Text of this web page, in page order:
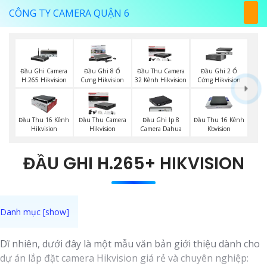
CÔNG TY CAMERA QUẬN 6
Đầu Ghi Camera
H.265 Hikvision
Đầu Ghi 8 Ổ
Cưng Hikvision
Đầu Thu Camera
32 Kênh Hikvision
Đầu Ghi 2 Ổ
Cứng Hikvision
Đầu Thu 16 Kênh
Hikvision
Đầu Thu Camera
Hikvision
Đầu Ghi Ip 8
Camera Dahua
Đầu Thu 16 Kênh
Kbvision
ĐẦU GHI H.265+ HIKVISION
Dĩ nhiên, dưới đây là một mẫu văn bản giới thiệu dành cho
dự án lắp đặt camera Hikvision giá rẻ và chuyên nghiệp: